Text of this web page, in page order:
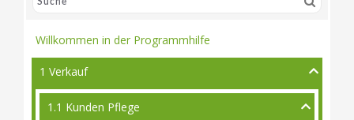
Willkommen in der Programmhilfe
1 Verkauf
1.1 Kunden Pflege